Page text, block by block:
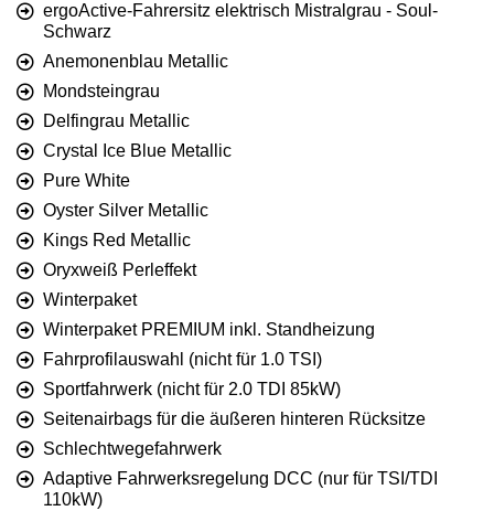
ergoActive-Fahrersitz elektrisch Mistralgrau - Soul-
Schwarz
Anemonenblau Metallic
Mondsteingrau
Delfingrau Metallic
Crystal Ice Blue Metallic
Pure White
Oyster Silver Metallic
Kings Red Metallic
Oryxweiß Perleffekt
Winterpaket
Winterpaket PREMIUM inkl. Standheizung
Fahrprofilauswahl (nicht für 1.0 TSI)
Sportfahrwerk (nicht für 2.0 TDI 85kW)
Seitenairbags für die äußeren hinteren Rücksitze
Schlechtwegefahrwerk
Adaptive Fahrwerksregelung DCC (nur für TSI/TDI
110kW)